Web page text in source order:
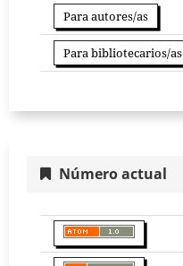
Para autores/as
Para bibliotecarios/as
Número actual